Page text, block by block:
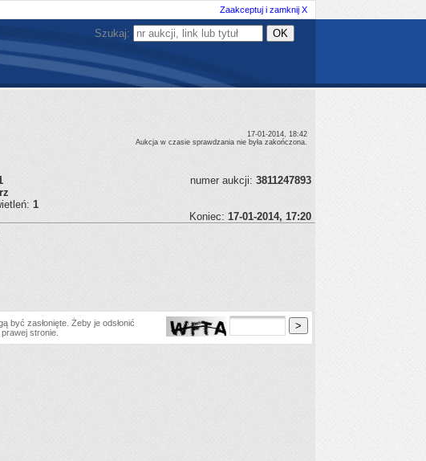
Zaakceptuj i zamknij X
Szukaj:
17-01-2014, 18:42
Aukcja w czasie sprawdzania nie była zakończona.
numer aukcji: 3811247893
1
Koniec: 17-01-2014, 17:20
być zasłonięte. Żeby je odsłonić
stronie.